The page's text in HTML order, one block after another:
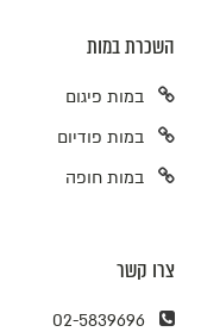
השכרת במות
במות פיגום
במות פודיום
במות חופה
צרו קשר
02-5839696